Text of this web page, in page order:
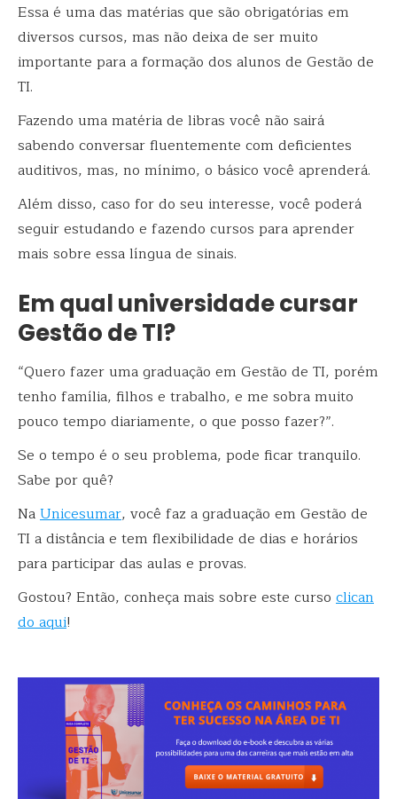
Essa é uma das matérias que são obrigatórias em
diversos cursos, mas não deixa de ser muito
importante para a formação dos alunos de Gestão de
TI.
Fazendo uma matéria de libras você não sairá
sabendo conversar fluentemente com deficientes
auditivos, mas, no mínimo, o básico você aprenderá.
Além disso, caso for do seu interesse, você poderá
seguir estudando e fazendo cursos para aprender
mais sobre essa língua de sinais.
Em qual universidade cursar
Gestão de TI?
“Quero fazer uma graduação em Gestão de TI, porém
tenho família, filhos e trabalho, e me sobra muito
pouco tempo diariamente, o que posso fazer?”.
Se o tempo é o seu problema, pode ficar tranquilo.
Sabe por quê?
NaUnicesumar, você faz a graduação em Gestão de
TI a distância e tem flexibilidade de dias e horários
para participar das aulas e provas.
Gostou? Então, conheça mais sobre este curso clican
do aqui!